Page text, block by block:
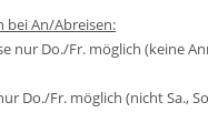
bei An/Abreisen:
nur Do./Fr. möglich (keine
Do./Fr. möglich (nicht Sa.,